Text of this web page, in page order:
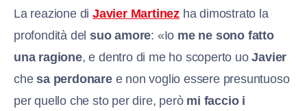
La reazione di Javier Martinez ha dimostrato la
profondità delsuo amore: «Io me ne sono fatto
una ragione, e dentro di me ho scoperto uoJavier
chesa perdonaree non voglio essere presuntuoso
per quello che sto per dire, però mi faccio i